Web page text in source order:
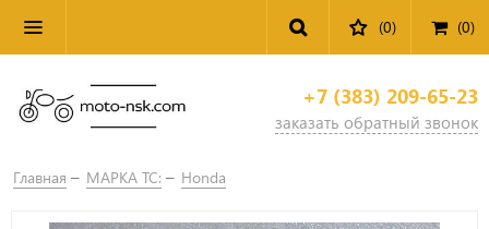
(0) (0)
+7 (383) 209-65-23
заказать обратный звонок
Главная МАРКА ТС: Honda